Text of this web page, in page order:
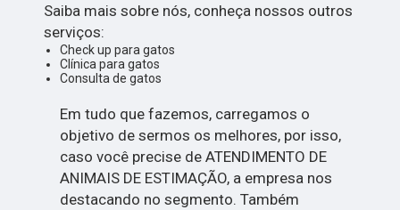
Saiba mais sobre nós, conheça nossos outros
serviços:
Check up para gatos
Clínica para gatos
Consulta de gatos
Em tudo que fazemos, carregamos o
objetivo de sermos os melhores, por isso,
caso você precise de ATENDIMENTO DE
ANIMAIS DE ESTIMAÇÃO, a empresa nos
destacando no segmento. Também